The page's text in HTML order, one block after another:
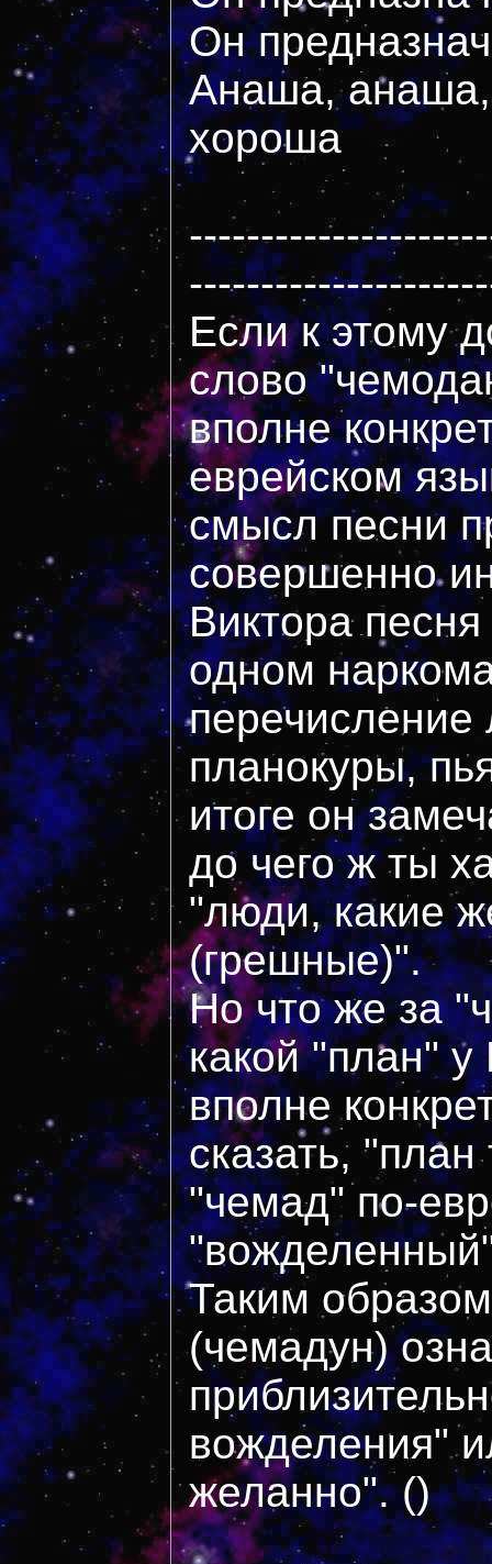
Он
Анаша,
хороша
Если к этому
слово
вполне
еврейском
смысл песни
совершенно
Виктора
одном
планокуры,
итоге он
до чего ж ты
"люди, какие
(грешные)".
Но что же за
какой "план"
вполне
сказать,
"чемад" по-
Таким
(чемадун)
вожделения"
желанно". ()